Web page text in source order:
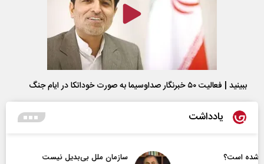
ببینید | فعالیت ۵۰ خبرنگار صداوسیما به صورت خوداتکا در ایام جنگ
یادداشت
سازمان ملل بی‌بدیل نیست